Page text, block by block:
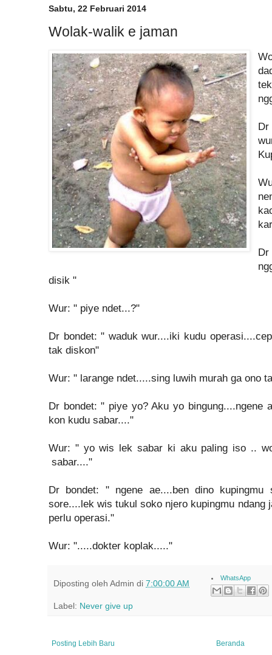
Sabtu, 22 Februari 2014
Wolak-walik e jaman
disik "
Wur: " piye ndet...?"
Dr bondet: " waduk wur....iki kudu
tak diskon"
Wur: " larange ndet.....sing luwih murah ga ono
Dr bondet: " piye yo? Aku yo bingung....ngene
kon kudu sabar...."
Wur: " yo wis lek sabar ki aku paling iso ..
sabar...."
Dr bondet: " ngene ae....ben dino kupingmu
sore....lek wis tukul soko njero kupingmu ndang
perlu operasi."
Wur: ".....dokter koplak....."
Diposting oleh Admin di 7:00:00 AM
WhatsApp
Label: Never give up
Posting Lebih Baru Beranda